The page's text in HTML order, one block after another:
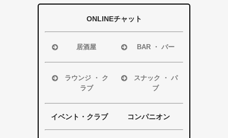
ONLINEチャット
居酒屋
浜松市
磐田市
袋井市
掛川市
その他エリア
BAR ・ バー
浜松市
磐田市
袋井市
掛川市
その他エリア
ラウンジ ・ ク
ラブ
浜松市
磐田市
袋井市
スナック ・ パ
ブ
浜松市
磐田市
袋井市
イベント・クラブ コンパニオン